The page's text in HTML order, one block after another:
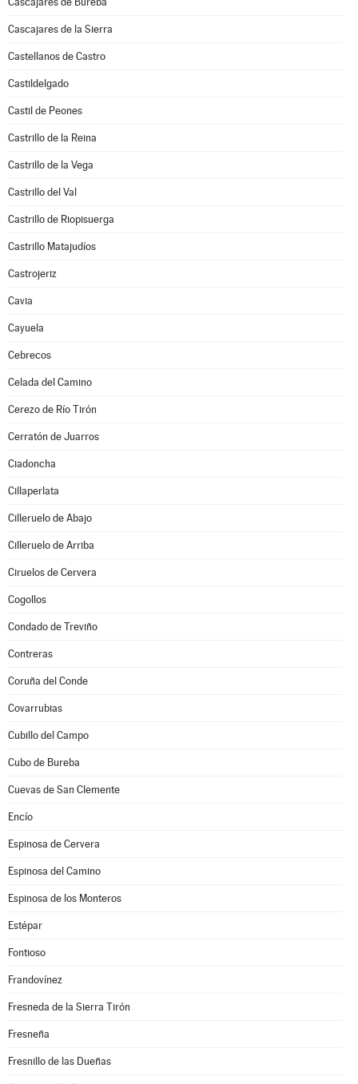
Cascajares de la Sierra
Castellanos de Castro
Castildelgado
Castil de Peones
Castrillo de la Reina
Castrillo de la Vega
Castrillo del Val
Castrillo de Riopisuerga
Castrillo Matajudíos
Castrojeriz
Cavia
Cayuela
Cebrecos
Celada del Camino
Cerezo de Río Tirón
Cerratón de Juarros
Ciadoncha
Cillaperlata
Cilleruelo de Abajo
Cilleruelo de Arriba
Ciruelos de Cervera
Cogollos
Condado de Treviño
Contreras
Coruña del Conde
Covarrubias
Cubillo del Campo
Cubo de Bureba
Cuevas de San Clemente
Encío
Espinosa de Cervera
Espinosa del Camino
Espinosa de los Monteros
Estépar
Fontioso
Frandovínez
Fresneda de la Sierra Tirón
Fresneña
Fresnillo de las Dueñas